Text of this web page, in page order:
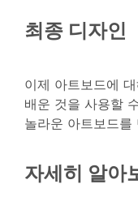
최종 디자인
이제 아트보드에
배운 것을 사용할
놀라운 아트보드를
자세히 알아